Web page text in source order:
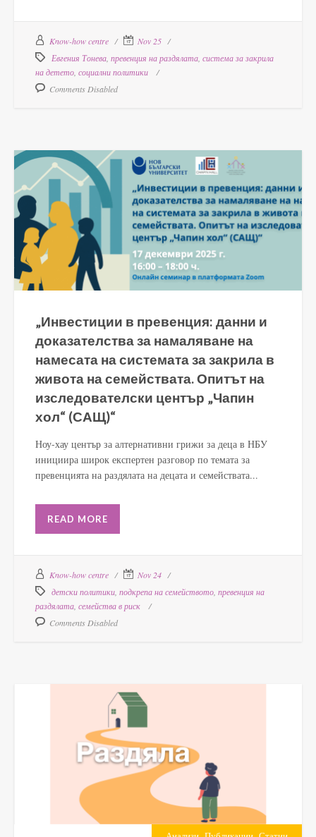
Know-how centre
Nov 25
Евгения Тонева превенция на раздялата система за закрила
на детето социални политики
Comments Disabled
„Инвестиции в превенция: данни и
доказателства за намаляване на
намесата на системата за закрила в
живота на семействата. Опитът на
изследователски център „Чапин
хол“ (САЩ)“
Ноу-хау център за алтернативни грижи за деца в НБУ
инициира широк експертен разговор по темата за
превенцията на раздялата на децата и семействата...
READ MORE
Know-how centre
Nov 24
детски политики подкрепа на семейството превенция на
раздялата семейства в риск
Comments Disabled